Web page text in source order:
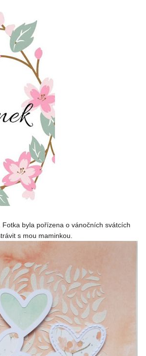
byla pořízena o vánočních svátcích
s mou maminkou.